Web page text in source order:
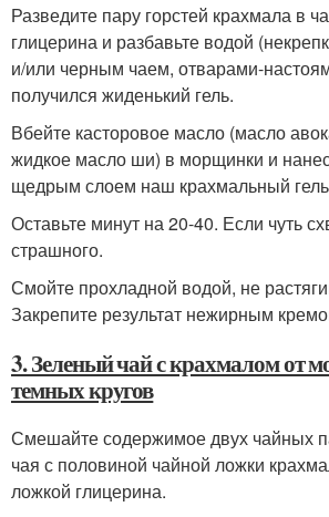
Разведите пару горстей крахмала в
глицерина и разбавьте водой
и/или черным чаем, отварами-
получился жиденький гель.
Вбейте касторовое масло (масло
жидкое масло ши) в морщинки и
щедрым слоем наш крахмальный
Оставьте минут на 20-40. Если чуть
страшного.
Смойте прохладной водой, не
Закрепите результат нежирным
3. Зеленый чай с крахмалом от
темных кругов
Смешайте содержимое двух чайных
чая с половиной чайной ложки
ложкой глицерина.